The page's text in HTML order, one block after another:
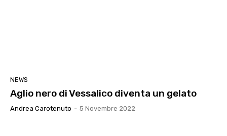
NEWS
Aglio nero di Vessalico diventa un gelato
Andrea Carotenuto - 5 Novembre 2022